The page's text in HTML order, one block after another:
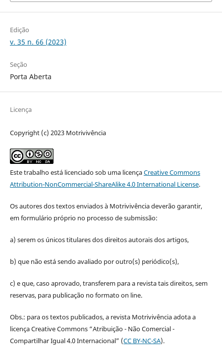
Edição
v. 35 n. 66 (2023)
Seção
Porta Aberta
Licença
Copyright (c) 2023 Motrivivência
Este trabalho está licenciado sob uma licençaCreative Commons
Attribution-NonCommercial-ShareAlike 4.0 International License.
Os autores dos textos enviados à Motrivivência deverão garantir,
em formulário próprio no processo de submissão:
a) serem os únicos titulares dos direitos autorais dos artigos,
b) que não está sendo avaliado por outro(s) periódico(s),
c) e que, caso aprovado, transferem para a revista tais direitos, sem
reservas, para publicação no formato on line.
Obs.: para os textos publicados, a revista Motrivivência adota a
licença Creative Commons “Atribuição - Não Comercial -
Compartilhar Igual 4.0 Internacional” (CC BY-NC-SA).